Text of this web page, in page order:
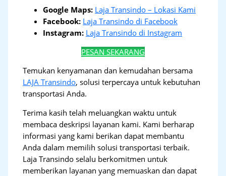
Google Maps: Laja Transindo – Lokasi Kami
Facebook: Laja Transindo di Facebook
Instagram: Laja Transindo di Instagram
PESAN SEKARANG
Temukan kenyamanan dan kemudahan bersama
LAJA Transindo, solusi terpercaya untuk kebutuhan
transportasi Anda.
Terima kasih telah meluangkan waktu untuk
membaca deskripsi layanan kami. Kami berharap
informasi yang kami berikan dapat membantu
Anda dalam memilih solusi transportasi terbaik.
Laja Transindo selalu berkomitmen untuk
memberikan layanan yang memuaskan dan dapat